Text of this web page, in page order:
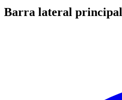
Barra lateral principal